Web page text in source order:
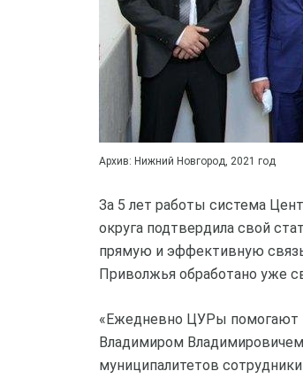
Архив: Нижний Новгород, 2021 год
За 5 лет работы система
округа подтвердила свой
прямую и эффективную
Приволжья обработано уже
«Ежедневно ЦУРы помогают
Владимиром
муниципалитетов